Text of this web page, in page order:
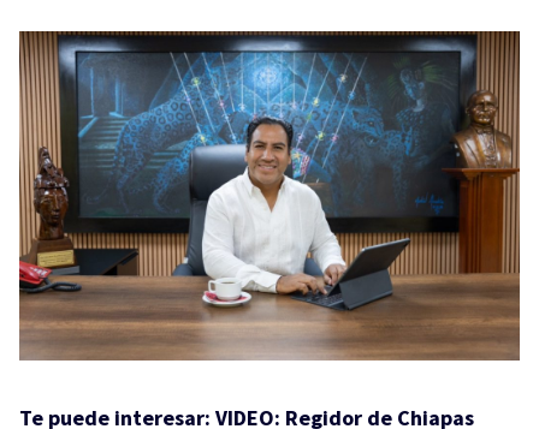
Te puede interesar: VIDEO: Regidor de Chiapas